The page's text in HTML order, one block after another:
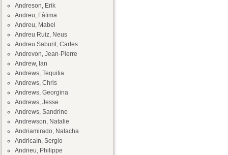
Andreson, Erik
Andreu, Fátima
Andreu, Mabel
Andreu Ruiz, Neus
Andreu Saburit, Carles
Andrevon, Jean-Pierre
Andrew, Ian
Andrews, Tequitia
Andrews, Chris
Andrews, Georgina
Andrews, Jesse
Andrews, Sandrine
Andrewson, Natalie
Andriamirado, Natacha
Andricaín, Sergio
Andrieu, Philippe